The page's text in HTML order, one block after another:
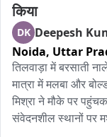
किया
DK Deepesh
Noida, Uttar
तिलवाड़ा में बरसाती
मात्रा में मलबा और
मिश्रा ने मौके पर
संवेदनशील स्थानों पर